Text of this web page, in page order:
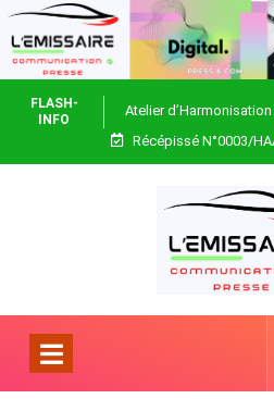
FLASH-
INFO
Atelier
Récépissé N°0003/